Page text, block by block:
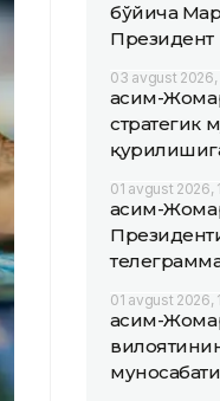
бўйича
Президент
03 avgust 2026,
Қасим-
стратегик
01 avgust 2026,
Қасим-
01 avgust 2026,
Қасим-